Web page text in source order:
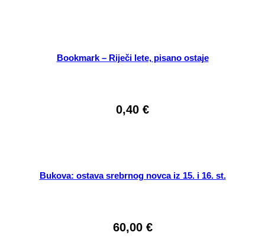
Bookmark – Riječi lete, pisano ostaje
0,40 €
Bukova: ostava srebrnog novca iz 15. i 16. st.
60,00 €